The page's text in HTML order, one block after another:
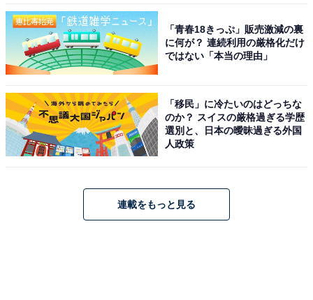
「青春18きっぷ」販売激減の裏
に何が？ 連続利用の厳格化だけ
ではない「本当の理由」
「移民」に冷たいのはどっちな
のか？ スイスの厳格過ぎる学歴
選別と、日本の曖昧過ぎる外国
人政策
連載をもっと見る